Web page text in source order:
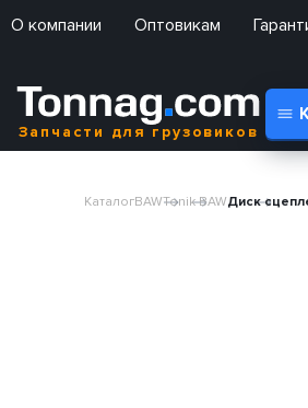
О компании Оптовикам
Запчасти для грузовиков
КаталогBAWTonik BAWДиск